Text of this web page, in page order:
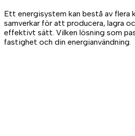
Ett energisystem kan bestå av flera
samverkar för att producera, lagra
effektivt sätt. Vilken lösning som
fastighet och din energianvändning.